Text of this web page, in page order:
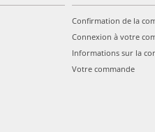
Confirmation de la
Connexion à votre
Informations sur la
Votre commande